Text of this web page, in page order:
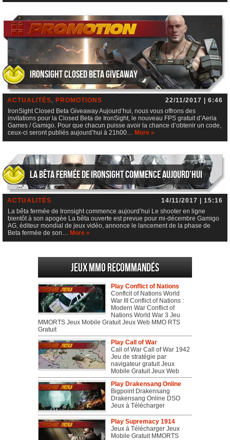
IronSight Closed Beta Giveaway
ACTUALITÉS, PROMOTIONS
22/11/2017 | 6:46
IronSight Closed Beta Giveaway Aujourd’hui, nous vous offrons des
invitations pour la Closed Beta de IronSight, le nouveau FPS gratuit d’Aeria
Games / Gamigo. Pour que chacun puisse avoir la chance d’obtenir un code,
ceux-ci seront publiés aujourd’hui à 21h00… More »
La bêta fermée de Ironsight commence aujourd’hui
ACTUALITÉS
14/11/2017 | 15:16
La bêta fermée de Ironsight commence aujourd’hui Le shooter en ligne
bientôt à son apogée La bêta ouverte est prevue pour mi-décembre Gamigo
AG, éditeur mondial de jeux vidéo, annonce le lancement de la phase de
Beta fermée de son… More »
Jeux MMO recommandés
Play Conflict of Nations
Conflcit of Nations World
War III Conflict of Nations :
Modern War Conflict of
Nations World War 3 Jeu
MMORTS Jeux Mobile Gratuit Jeux Web MMO RTS
Gratuit
Play Call of War
Call of War Call of War 1942
Jeu de stratégie par
navigateur gratuit Jeux
Mobile Gratuit Jeux Web
Play Drakensang Online
Bigpoint Drakensang
Drakensang Online DSO
Jeux à Télécharger
Play Supremacy 1914
Jeux à Télécharger Jeux
Mobile Gratuit MMORTS